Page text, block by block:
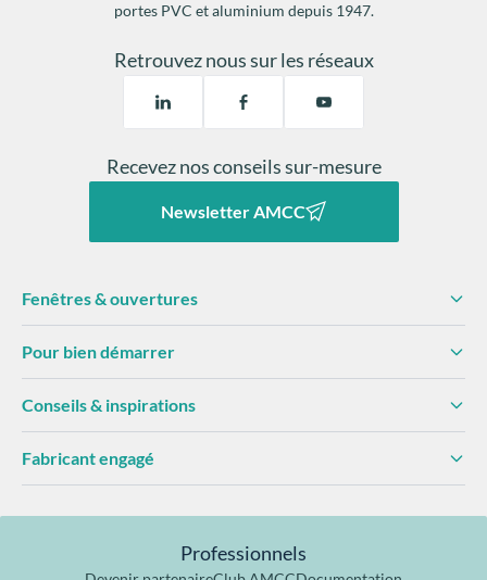
portes PVC et aluminium depuis 1947.
Retrouvez nous sur les réseaux
Recevez nos conseils sur-mesure
Newsletter AMCC
Fenêtres & ouvertures
Pour bien démarrer
Conseils & inspirations
Fabricant engagé
Professionnels